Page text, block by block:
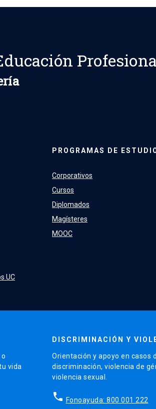
UC
PROGRAMAS DE
Corporativos
Cursos
Diplomados
Magísteres
MOOC
vida
DISCRIMINACIÓN Y
Orientación y apoyo en casos
discriminación, violencia de
violencia sexual.
phone Fonoayuda: 800 001 222